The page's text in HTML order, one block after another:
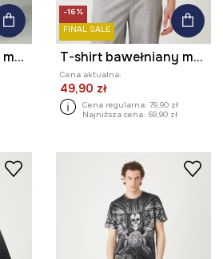
T-shirt bawełniany męski z kolekcji Medicine x Słowiński Park Narodowy kolor biały
-16%
FINAL SALE
T-shirt bawełniany męski z efektem sprania kolor pomarańczowy
Cena aktualna:
49,90 zł
Cena regularna: 79,90 zł
Najniższa cena: 59,90 zł